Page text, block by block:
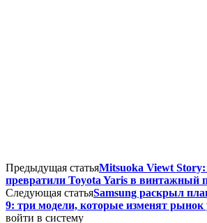
Предыдущая статьяMitsuoka Viewt
превратили Toyota Yaris в винтажный
Следующая статьяSamsung раскрыл
9: три модели, которые изменят
войти в систему